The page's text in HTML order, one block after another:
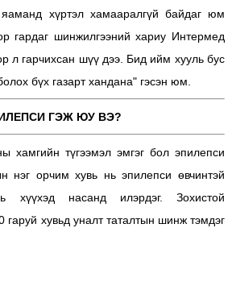
хүртэл хамааралгүй байдаг юм
гардаг шинжилгээний хариу Интермед
л гарчихсан шүү дээ. Бид ийм хууль бус
бүх газарт хандана" гэсэн юм.
ГЭЖ ЮУ ВЭ?
хамгийн түгээмэл эмгэг бол эпилепси
орчим хувь нь эпилепси өвчинтэй
хүүхэд насанд илэрдэг. Зохистой
гаруй хувьд уналт таталтын шинж тэмдэг